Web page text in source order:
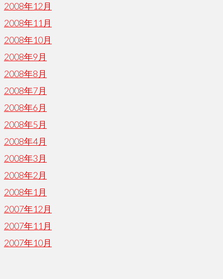
2008年12月
2008年11月
2008年10月
2008年9月
2008年8月
2008年7月
2008年6月
2008年5月
2008年4月
2008年3月
2008年2月
2008年1月
2007年12月
2007年11月
2007年10月